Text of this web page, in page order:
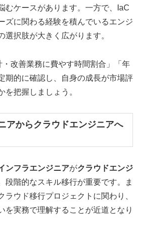
むケースがあります。一方で、IaC
ズに関わる経験を積んでいるエンジ
選択肢が大きく広がります。
改善業務に費やす時間割合」「年
期的に確認し、自身の成長が市場評
を把握しましょう。
アからクラウドエンジニアへ
ンフラエンジニアがクラウドエンジ
段階的なスキル移行が重要です。ま
ラウド移行プロジェクトに関わり、
を実務で理解することが近道となり